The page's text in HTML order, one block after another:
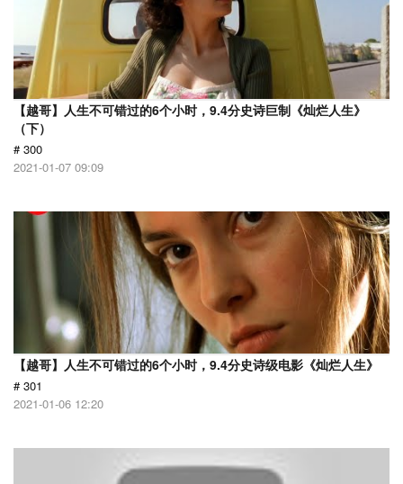
【越哥】人生不可错过的6个小时，9.4分史诗巨制《灿烂人生》
（下）
# 300
2021-01-07 09:09
【越哥】人生不可错过的6个小时，9.4分史诗级电影《灿烂人生》
# 301
2021-01-06 12:20